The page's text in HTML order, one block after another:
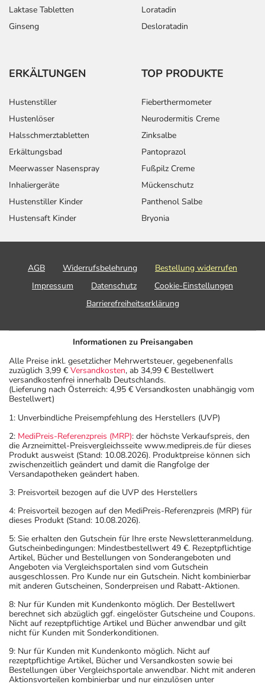
Laktase Tabletten
Ginseng
Loratadin
Desloratadin
ERKÄLTUNGEN
Hustenstiller
Hustenlöser
Halsschmerztabletten
Erkältungsbad
Meerwasser Nasenspray
Inhaliergeräte
Hustenstiller Kinder
Hustensaft Kinder
TOP PRODUKTE
Fieberthermometer
Neurodermitis Creme
Zinksalbe
Pantoprazol
Fußpilz Creme
Mückenschutz
Panthenol Salbe
Bryonia
AGB Widerrufsbelehrung
Bestellung widerrufen
Impressum
Datenschutz
Cookie-Einstellungen
Barrierefreiheitserklärung
Informationen zu Preisangaben
Alle Preise inkl. gesetzlicher Mehrwertsteuer, gegebenenfalls
zuzüglich 3,99 € Versandkosten, ab 34,99 € Bestellwert
versandkostenfrei innerhalb Deutschlands.
(Lieferung nach Österreich: 4,95 € Versandkosten unabhängig vom
Bestellwert)
1: Unverbindliche Preisempfehlung des Herstellers (UVP)
2: MediPreis-Referenzpreis (MRP): der höchste Verkaufspreis, den
die Arzneimittel-Preisvergleichsseite www.medipreis.de für dieses
Produkt ausweist (Stand: 10.08.2026). Produktpreise können sich
zwischenzeitlich geändert und damit die Rangfolge der
Versandapotheken geändert haben.
3: Preisvorteil bezogen auf die UVP des Herstellers
4: Preisvorteil bezogen auf den MediPreis-Referenzpreis (MRP) für
dieses Produkt (Stand: 10.08.2026).
5: Sie erhalten den Gutschein für Ihre erste Newsletteranmeldung.
Gutscheinbedingungen: Mindestbestellwert 49 €. Rezeptpflichtige
Artikel, Bücher und Bestellungen von Sonderangeboten und
Angeboten via Vergleichsportalen sind vom Gutschein
ausgeschlossen. Pro Kunde nur ein Gutschein. Nicht kombinierbar
mit anderen Gutscheinen, Sonderpreisen und Rabatt-Aktionen.
8: Nur für Kunden mit Kundenkonto möglich. Der Bestellwert
berechnet sich abzüglich ggf. eingelöster Gutscheine und Coupons.
Nicht auf rezeptpflichtige Artikel und Bücher anwendbar und gilt
nicht für Kunden mit Sonderkonditionen.
9: Nur für Kunden mit Kundenkonto möglich. Nicht auf
rezeptpflichtige Artikel, Bücher und Versandkosten sowie bei
Bestellungen über Vergleichsportale anwendbar. Nicht mit anderen
Aktionsvorteilen kombinierbar und nur einzulösen unter